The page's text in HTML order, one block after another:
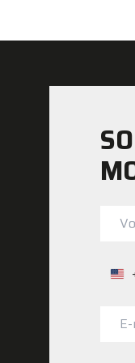
+1